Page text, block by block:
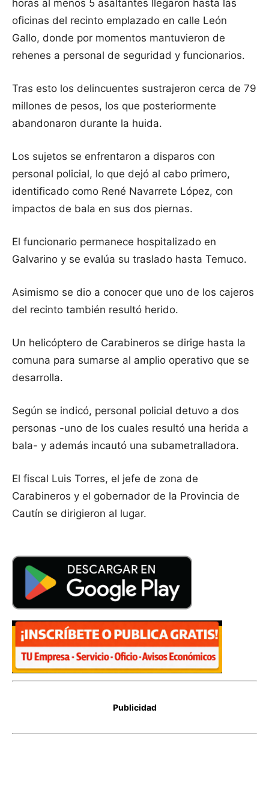
horas al menos 5 asaltantes llegaron hasta las
oficinas del recinto emplazado en calle León
Gallo, donde por momentos mantuvieron de
rehenes a personal de seguridad y funcionarios.
Tras esto los delincuentes sustrajeron cerca de 79
millones de pesos, los que posteriormente
abandonaron durante la huida.
Los sujetos se enfrentaron a disparos con
personal policial, lo que dejó al cabo primero,
identificado como René Navarrete López, con
impactos de bala en sus dos piernas.
El funcionario permanece hospitalizado en
Galvarino y se evalúa su traslado hasta Temuco.
Asimismo se dio a conocer que uno de los cajeros
del recinto también resultó herido.
Un helicóptero de Carabineros se dirige hasta la
comuna para sumarse al amplio operativo que se
desarrolla.
Según se indicó, personal policial detuvo a dos
personas -uno de los cuales resultó una herida a
bala- y además incautó una subametralladora.
El fiscal Luis Torres, el jefe de zona de
Carabineros y el gobernador de la Provincia de
Cautín se dirigieron al lugar.
Publicidad